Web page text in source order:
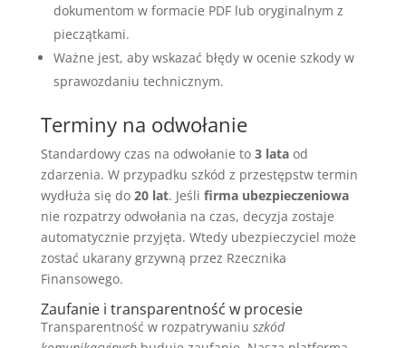
dokumentom w formacie PDF lub oryginalnym z
pieczątkami.
Ważne jest, aby wskazać błędy w ocenie szkody w
sprawozdaniu technicznym.
Terminy na odwołanie
Standardowy czas na odwołanie to 3 lataod
zdarzenia. W przypadku szkód z przestępstw termin
wydłuża się do 20 lat. Jeśli firma ubezpieczeniowa
nie rozpatrzy odwołania na czas, decyzja zostaje
automatycznie przyjęta. Wtedy ubezpieczyciel może
zostać ukarany grzywną przez Rzecznika
Finansowego.
Zaufanie i transparentność w procesie
Transparentność w rozpatrywaniu szkód